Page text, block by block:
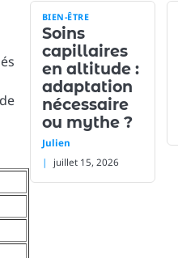
BIEN-ÊTRE
Soins
capillaires
en altitude :
adaptation
nécessaire
ou mythe ?
Julien
juillet 15, 2026